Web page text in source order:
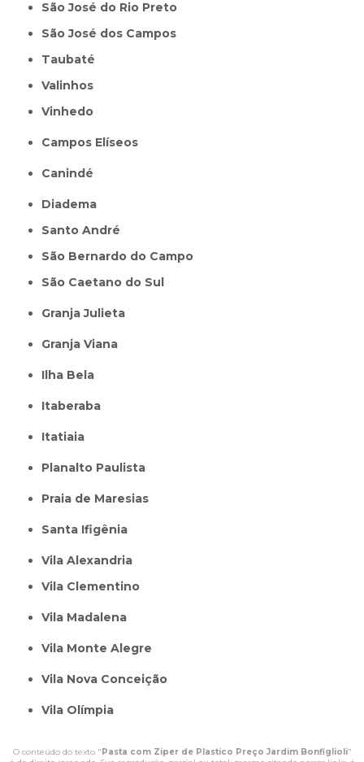
São José do Rio Preto
São José dos Campos
Taubaté
Valinhos
Vinhedo
Campos Elíseos
Canindé
Diadema
Santo André
São Bernardo do Campo
São Caetano do Sul
Granja Julieta
Granja Viana
Ilha Bela
Itaberaba
itatiaia
Planalto Paulista
Praia de Maresias
Santa Ifigênia
Vila Alexandria
Vila Clementino
Vila Madalena
Vila Monte Alegre
Vila Nova Conceição
Vila Olímpia
O conteúdo do texto " Pasta com Ziper de Plastico Preço Jardim Bonfiglioli"